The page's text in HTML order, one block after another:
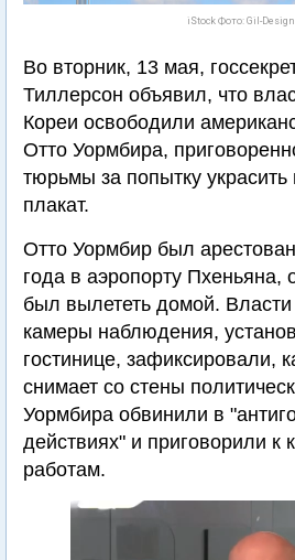
iStock Фото: Gil-Design
Во вторник, 13 мая,
Тиллерсон объявил, что
Кореи освободили
Отто Уормбира,
тюрьмы за попытку украсить
плакат.
Отто Уормбир был
года в аэропорту Пхеньяна,
был вылететь домой. Власти
камеры наблюдения,
гостинице, зафиксировали,
снимает со стены
Уормбира обвинили в
действиях" и приговорили к
работам.